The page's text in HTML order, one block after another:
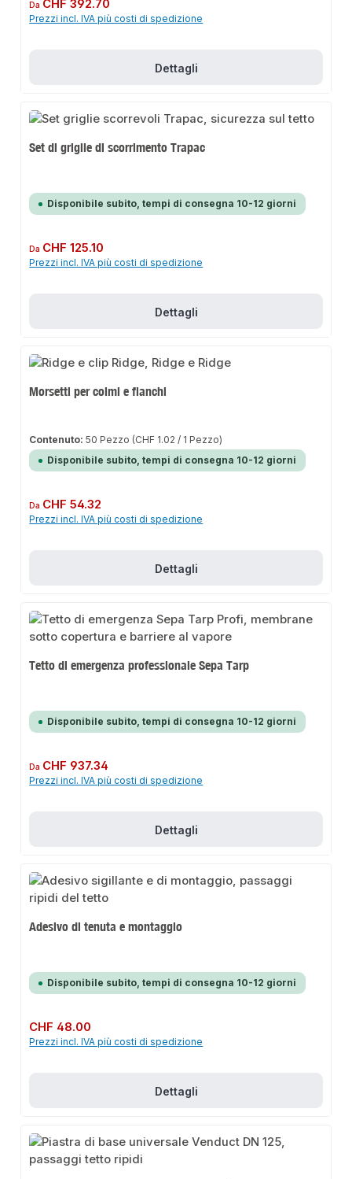
Da CHF 392.70
Prezzi incl. IVA più costi di spedizione
Dettagli
Set di griglie di scorrimento Trapac
Disponibile subito, tempi di consegna 10-12 giorni
Prezzo normale:
Da CHF 125.10
Prezzi incl. IVA più costi di spedizione
Dettagli
Morsetti per colmi e fianchi
Contenuto:50 Pezzo (CHF 1.02 / 1 Pezzo)
Disponibile subito, tempi di consegna 10-12 giorni
Prezzo normale:
Da CHF 54.32
Prezzi incl. IVA più costi di spedizione
Dettagli
Tetto di emergenza professionale Sepa Tarp
Disponibile subito, tempi di consegna 10-12 giorni
Prezzo normale:
Da CHF 937.34
Prezzi incl. IVA più costi di spedizione
Dettagli
Adesivo di tenuta e montaggio
Disponibile subito, tempi di consegna 10-12 giorni
Prezzo normale:
CHF 48.00
Prezzi incl. IVA più costi di spedizione
Dettagli